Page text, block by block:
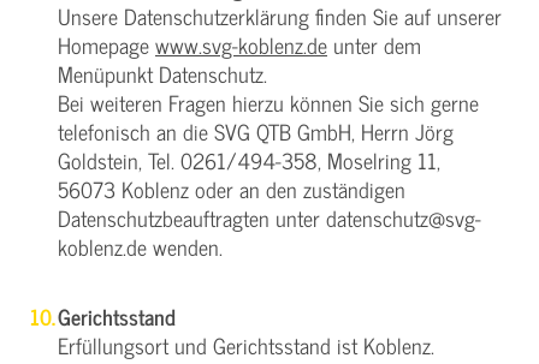
Unsere Datenschutzerklärung finden Sie auf unserer
Homepagewww.svg-koblenz.de unter dem
Menüpunkt Datenschutz.
Bei weiteren Fragen hierzu können Sie sich gerne
telefonisch an die SVG QTB GmbH, Herrn Jörg
Goldstein, Tel. 0261/494-358, Moselring 11,
56073 Koblenz oder an den zuständigen
Datenschutzbeauftragten unter datenschutz@svg-
koblenz.de wenden.
Gerichtsstand
Erfüllungsort und Gerichtsstand ist Koblenz.